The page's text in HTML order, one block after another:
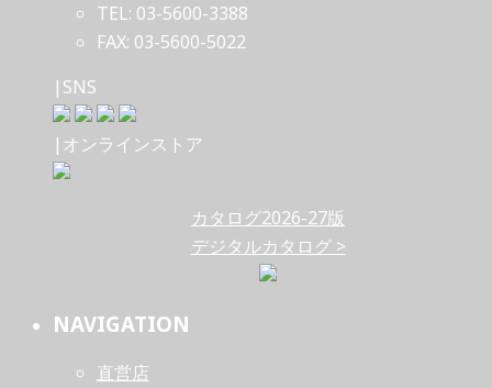
TEL: 03-5600-3388
FAX: 03-5600-5022
|SNS
|オンラインストア
カタログ2026-27版
デジタルカタログ >
NAVIGATION
直営店